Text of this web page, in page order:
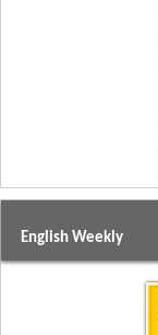
English Weekly